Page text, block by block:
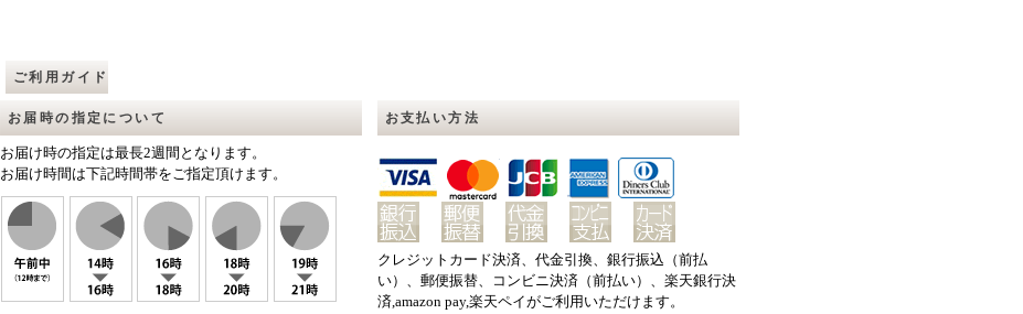
ご利用ガイド
お届時の指定について
お届け時の指定は最長2週間となります。
お届け時間は下記時間帯をご指定頂けます。
お支払い方法
クレジットカード決済、代金引換、銀行振込（前払
い）、郵便振替、コンビニ決済（前払い）、楽天銀行決
済,amazon pay,楽天ペイがご利用いただけます。